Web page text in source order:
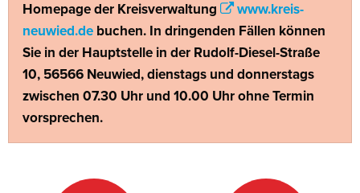
Homepage der Kreisverwaltung
www.kreis-
neuwied.de buchen. In dringenden Fällen können
Sie in der Hauptstelle in der Rudolf-Diesel-Straße
10, 56566 Neuwied, dienstags und donnerstags
zwischen 07.30 Uhr und 10.00 Uhr ohne Termin
vorsprechen.